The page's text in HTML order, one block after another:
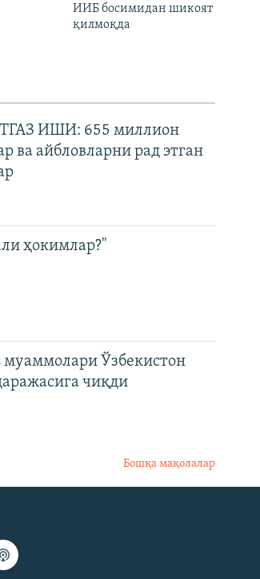
ИИБ босимидан шикоят
қилмоқда
ИШИ: 655 миллион
ва айбловларни рад этган
ҳокимлар?"
Ўзбекистон
чиқди
Бошқа мақолалар